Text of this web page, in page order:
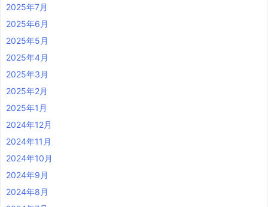
2025年7月
2025年6月
2025年5月
2025年4月
2025年3月
2025年2月
2025年1月
2024年12月
2024年11月
2024年10月
2024年9月
2024年8月